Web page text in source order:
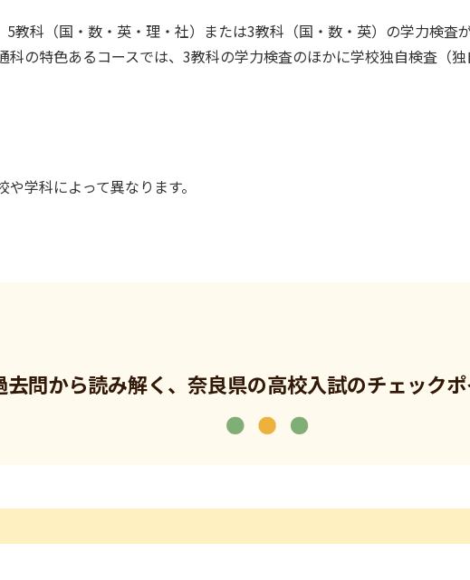
5教科（国・数・英・理・社）または3教科（国・数・英）の学力検査
の特色あるコースでは、3教科の学力検査のほかに学校独自検査（
学科によって異なります。
去問から読み解く、奈良県の高校入試のチェック